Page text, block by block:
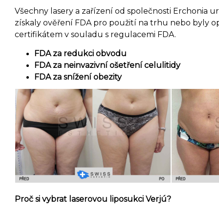
Všechny lasery a zařízení od společnosti Erchonia
získaly ověření FDA pro použití na trhu nebo byly
certifikátem v souladu s regulacemi FDA.
FDA za redukci obvodu
FDA za neinvazivní ošetření celulitidy
FDA za snížení obezity
Proč si vybrat laserovou liposukci Verjú?